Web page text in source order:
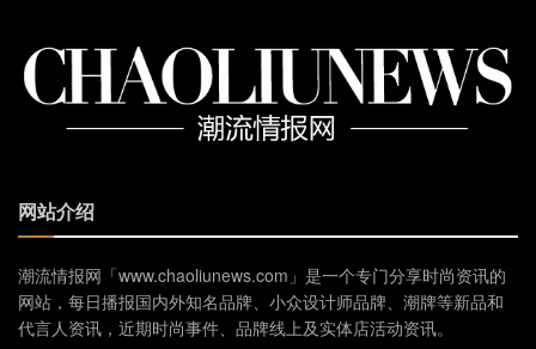
网站介绍
潮流情报网「www.chaoliunews.com」是一个专门分享时尚资讯的
网站，每日播报国内外知名品牌、小众设计师品牌、潮牌等新品和
代言人资讯，近期时尚事件、品牌线上及实体店活动资讯。